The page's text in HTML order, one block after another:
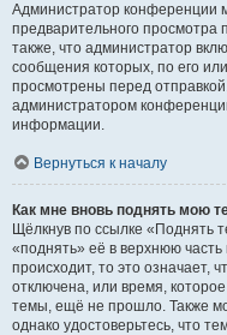
Администратор конференции
предварительного
также, что администратор
сообщения которых, по его
просмотрены перед
администратором
информации.
Вернуться к началу
Как мне вновь поднять мою
Щёлкнув по ссылке «Поднять
«поднять» её в верхнюю
происходит, то это означает,
отключена, или время,
темы, ещё не прошло. Также
однако удостоверьтесь, что